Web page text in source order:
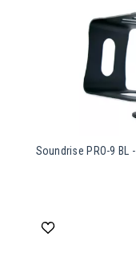
Soundrise PRO-9